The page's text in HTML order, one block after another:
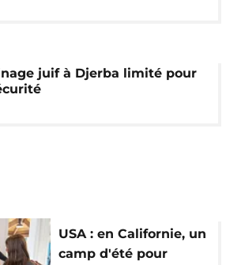
juif à Djerba limité pour
USA : en Californie, un
camp d'été pour